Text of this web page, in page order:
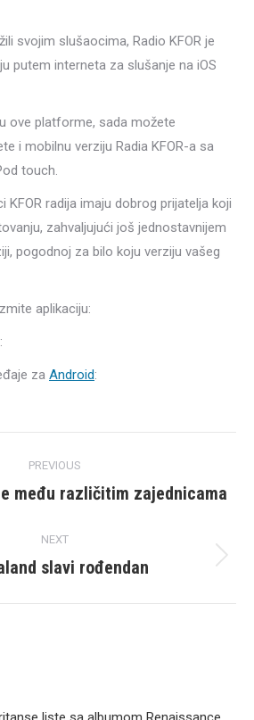
svojim slušaocima, Radio KFOR je
putem interneta za slušanje na iOS
ove platforme, sada možete
i mobilnu verziju Radia KFOR-a sa
touch.
KFOR radija imaju dobrog prijatelja koji
zahvaljujući još jednostavnijem
pogodnoj za bilo koju verziju vašeg
aplikaciju:
:
za Android:
PREVIOUS
Previous
među različitim zajednicama
NEXT
Next
slavi rođendan